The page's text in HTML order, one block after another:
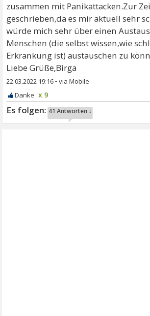
zusammen mit Panikattacken.Zur
geschrieben,da es mir aktuell sehr
würde mich sehr über einen
Menschen (die selbst wissen,wie
Erkrankung ist) austauschen zu
Liebe Grüße,Birga
22.03.2022 19:16 •
x 9
41 Antworten ↓